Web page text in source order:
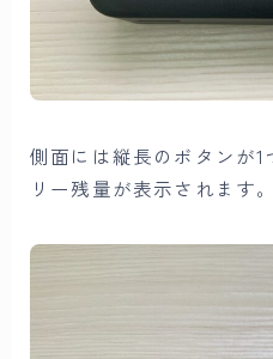
側面には縦長のボタンが
リー残量が表示されます。